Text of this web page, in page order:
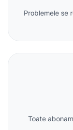
Problemele se
Toate